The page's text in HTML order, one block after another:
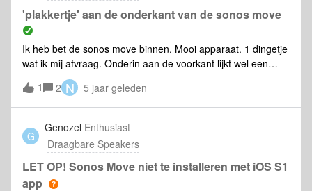
'plakkertje' aan de onderkant van de sonos move
Ik heb bet de sonos move binnen. Mooi apparaat. 1 dingetje
wat ik mij afvraag. Onderin aan de voorkant lijkt wel een
‘plakkertje’ te zitten achter het rooster. Hebben jullie dat
ook? Enig idee waarvoor dit is?
1 2 N 5 jaar geleden
G
Genozel Enthusiast
Draagbare Speakers
LET OP! Sonos Move niet te installeren met iOS S1
app